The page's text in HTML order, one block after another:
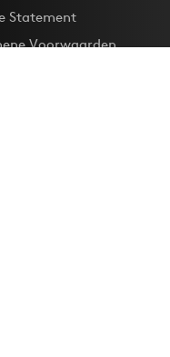
Statement
Voorwaarden